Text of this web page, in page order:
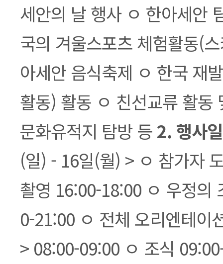
세안의 날 행사 ㅇ 한아세안
국의 겨울스포츠 체험활동(
아세안 음식축제 ㅇ 한국 재
활동) 활동 ㅇ 친선교류 활동
문화유적지 탐방 등2. 행사
(일) - 16일(월) > ㅇ 참가자
촬영 16:00-18:00 ㅇ 우정의
0-21:00 ㅇ 전체 오리엔테이
> 08:00-09:00 ㅇ 조식